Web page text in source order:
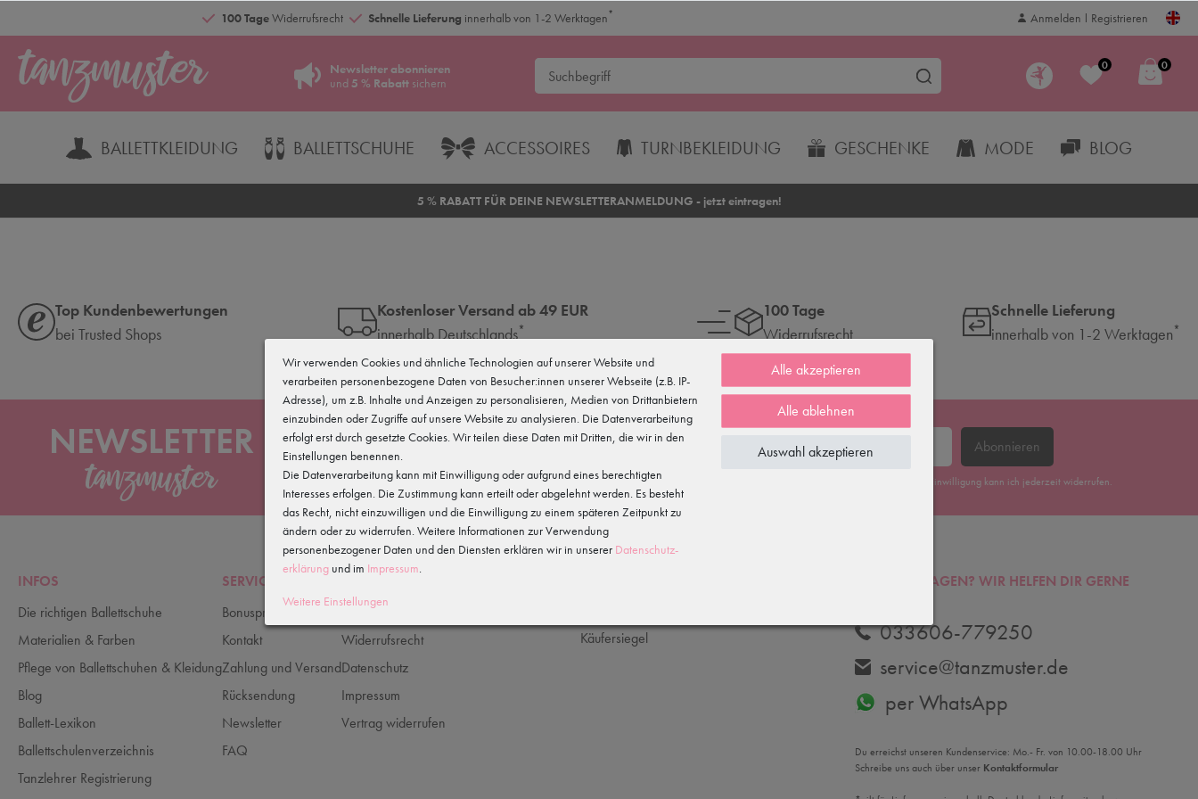
100 TageWiderrufsrecht Schnelle Lieferung innerhalb von 1-2 Werktagen* Anmelden Registrieren
0 0
Newsletter abonnieren
und 5 % Rabattsichern
BALLETTKLEIDUNG BALLETTSCHUHE ACCESSOIRES TURNBEKLEIDUNG GESCHENKE MODE BLOG
5 % RABATT FÜR DEINE NEWSLETTERANMELDUNG - jetzt eintragen!
Top Kundenbewertungen
bei Trusted Shops
Kostenloser Versand ab 49 EUR
innerhalb Deutschlands*
100 Tage
Widerrufsrecht
Schnelle Lieferung
innerhalb von 1-2 Werktagen*
NEWSLETTER 5 %
für Deine
Newsletteranmeldung
Abonnieren
Hiermit bestätige ich, dass ich die gelesen habe. Meine Einwilligung kann ich jederzeit widerrufen.
INFOS
Die richtigen Ballettschuhe
Materialien & Farben
Pflege von Ballettschuhen & Kleidung
Blog
Ballett-Lexikon
Ballettschulenverzeichnis
Tanzlehrer Registrierung
SERVICE
Bonusprogramm
Kontakt
Zahlung und Versand
Rücksendung
Newsletter
FAQ
RECHTLICHES
Widerrufsrecht
Datenschutz
Impressum
Vertrag widerrufen
DU HAST FRAGEN? WIR HELFEN DIR GERNE
033606-779250
service@tanzmuster.de
per WhatsApp
Du erreichst unseren Kundenservice: Mo.- Fr. von 10.00-18.00 Uhr
Schreibe uns auch über unser Kontaktformular
Wir verwenden Cookies und ähnliche Technologien auf unserer Website und
verarbeiten personenbezogene Daten von Besucher:innen unserer Webseite (z.B. IP-
Adresse), um z.B. Inhalte und Anzeigen zu personalisieren, Medien von Drittanbietern
einzubinden oder Zugriffe auf unsere Website zu analysieren. Die Datenverarbeitung
erfolgt erst durch gesetzte Cookies. Wir teilen diese Daten mit Dritten, die wir in den
Einstellungen benennen.
Die Datenverarbeitung kann mit Einwilligung oder aufgrund eines berechtigten
Interesses erfolgen. Die Zustimmung kann erteilt oder abgelehnt werden. Es besteht
das Recht, nicht einzuwilligen und die Einwilligung zu einem späteren Zeitpunkt zu
ändern oder zu widerrufen. Weitere Informationen zur Verwendung
personenbezogener Daten und den Diensten erklären wir in unserer Daten­schutz­
erklärung und im Impressum.
Weitere Einstellungen
Alle akzeptieren
Alle ablehnen
Auswahl akzeptieren